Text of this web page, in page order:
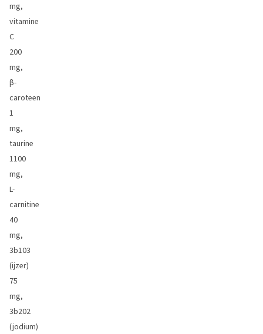
mg,
vitamine
C
200
mg,
β-
caroteen
1
mg,
taurine
1100
mg,
L-
carnitine
40
mg,
3b103
(ijzer)
75
mg,
3b202
(jodium)